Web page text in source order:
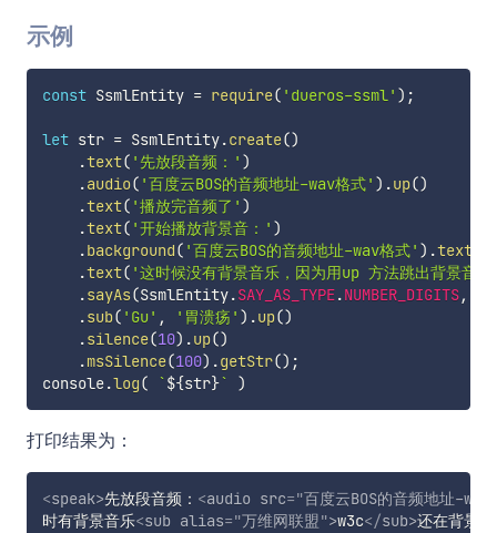
示例
const SsmlEntity = require( 'dueros-ssml' ) ;
let str = SsmlEntity.create()
.text( '先放段音频：' )
.audio( '百度云BOS的音频地址-wav格式' ) .up()
.text( '播放完音频了' )
.text( '开始播放背景音：' )
.background( '百度云BOS的音频地址-wav格式' ) .text
.text( '这时候没有背景音乐，因为用up 方法跳出背景音
.sayAs(SsmlEntity.SAY_AS_TYPE.NUMBER_DIGITS,
.sub( 'Gu' , '胃溃疡' ) .up()
.silence(10) .up()
.msSilence(100) .getStr() ;
console.log( `${str}` )
打印结果为：
<speak>先放段音频： <audio src="百度云BOS的音频地址-wav
时有背景音乐<sub alias="万维网联盟">w3c</sub>还在背景